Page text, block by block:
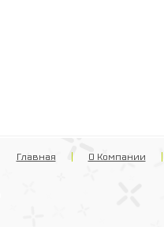
Главная О Компании